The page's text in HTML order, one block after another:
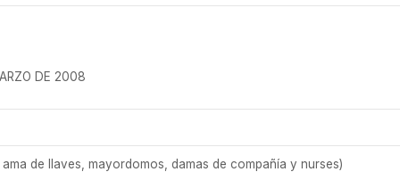
DE 2008
de llaves, mayordomos, damas de compañía y nurses)